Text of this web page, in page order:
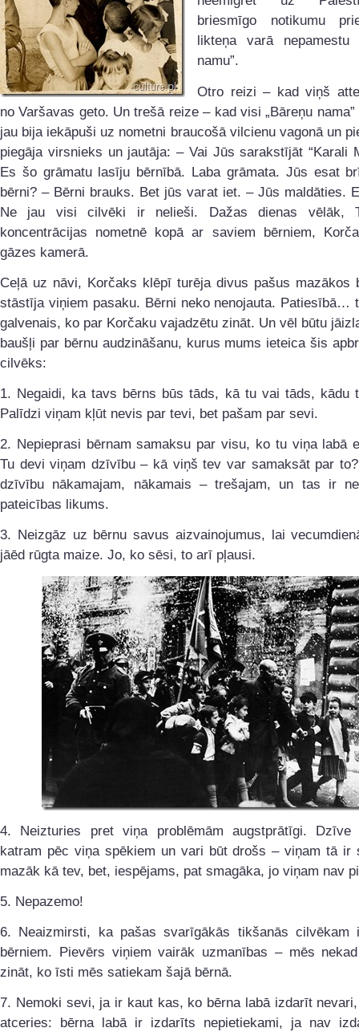
briesmīgo notikumu
likteņa varā nepamestu
namu”.
Otro reizi – kad viņš
no Varšavas geto. Un trešā reize – kad visi „Bāreņu
jau bija iekāpuši uz nometni braucošā vilcienu vagonā un
piegāja virsnieks un jautāja: – Vai Jūs sarakstījāt “Karali
Es šo grāmatu lasīju bērnībā. Laba grāmata. Jūs esat
bērni? – Bērni brauks. Bet jūs varat iet. – Jūs maldāties.
Ne jau visi cilvēki ir nelieši. Dažas dienas vēlāk,
koncentrācijas nometnē kopā ar saviem bērniem,
gāzes kamerā.
Ceļā uz nāvi, Korčaks klēpī turēja divus pašus mazākos
stāstīja viņiem pasaku. Bērni neko nenojauta. Patiesībā…
galvenais, ko par Korčaku vajadzētu zināt. Un vēl būtu
baušļi par bērnu audzināšanu, kurus mums ieteica šis
cilvēks:
1. Negaidi, ka tavs bērns būs tāds, kā tu vai tāds, kādu
Palīdzi viņam kļūt nevis par tevi, bet pašam par sevi.
2. Nepieprasi bērnam samaksu par visu, ko tu viņa labā
Tu devi viņam dzīvību – kā viņš tev var samaksāt par
dzīvību nākamajam, nākamais – trešajam, un tas ir
pateicības likums.
3. Neizgāz uz bērnu savus aizvainojumus, lai
jāēd rūgta maize. Jo, ko sēsi, to arī pļausi.
4. Neizturies pret viņa problēmām augstprātīgi.
katram pēc viņa spēkiem un vari būt drošs – viņam tā ir
mazāk kā tev, bet, iespējams, pat smagāka, jo viņam nav
5. Nepazemo!
6. Neaizmirsti, ka pašas svarīgākās tikšanās
bērniem. Pievērs viņiem vairāk uzmanības – mēs
zināt, ko īsti mēs satiekam šajā bērnā.
7. Nemoki sevi, ja ir kaut kas, ko bērna labā izdarīt
atceries: bērna labā ir izdarīts nepietiekami, ja nav